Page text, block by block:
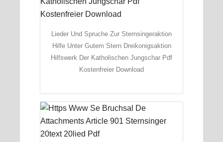
Lieder Und Spruche Zur Sternsingeraktion
Hilfe Unter Gutem Stern Dreikonigsaktion
Hilfswerk Der Katholischen Jungschar Pdf
Kostenfreier Download